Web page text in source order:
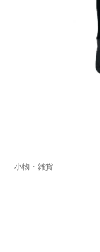
小物・雑貨